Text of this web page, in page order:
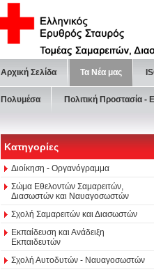
Αρχική Σελίδα Τα Νέα μας
Πολυμέσα Πολιτική Προστασία -
Κατηγορίες
Διοίκηση - Οργανόγραμμα
Σώμα Εθελοντών Σαμαρειτών,
Διασωστών και Ναυαγοσωστών
Σχολή Σαμαρειτών και Διασωστών
Εκπαίδευση και Ανάδειξη
Εκπαιδευτών
Σχολή Αυτοδυτών - Ναυαγοσωστών